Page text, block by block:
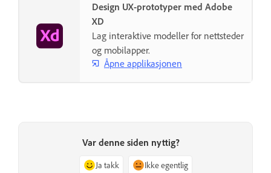
Design UX-prototyper med Adobe
XD
Lag interaktive modeller for nettsteder
og mobilapper.
Åpne applikasjonen
Var denne siden nyttig?
Ja takk Ikke egentlig